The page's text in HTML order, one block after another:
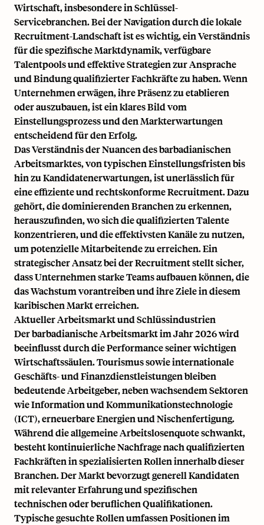
Wirtschaft, insbesondere in Schlüssel-
Servicebranchen. Bei der Navigation durch die lokale
Recruitment-Landschaft ist es wichtig, ein Verständnis
für die spezifische Marktdynamik, verfügbare
Talentpools und effektive Strategien zur Ansprache
und Bindung qualifizierter Fachkräfte zu haben. Wenn
Unternehmen erwägen, ihre Präsenz zu etablieren
oder auszubauen, ist ein klares Bild vom
Einstellungsprozess und den Markterwartungen
entscheidend für den Erfolg.
Das Verständnis der Nuancen des barbadianischen
Arbeitsmarktes, von typischen Einstellungsfristen bis
hin zu Kandidatenerwartungen, ist unerlässlich für
eine effiziente und rechtskonforme Recruitment. Dazu
gehört, die dominierenden Branchen zu erkennen,
herauszufinden, wo sich die qualifizierten Talente
konzentrieren, und die effektivsten Kanäle zu nutzen,
um potenzielle Mitarbeitende zu erreichen. Ein
strategischer Ansatz bei der Recruitment stellt sicher,
dass Unternehmen starke Teams aufbauen können, die
das Wachstum vorantreiben und ihre Ziele in diesem
karibischen Markt erreichen.
Aktueller Arbeitsmarkt und Schlüssindustrien
Der barbadianische Arbeitsmarkt im Jahr 2026 wird
beeinflusst durch die Performance seiner wichtigen
Wirtschaftssäulen. Tourismus sowie internationale
Geschäfts- und Finanzdienstleistungen bleiben
bedeutende Arbeitgeber, neben wachsendem Sektoren
wie Information und Kommunikationstechnologie
(ICT), erneuerbare Energien und Nischenfertigung.
Während die allgemeine Arbeitslosenquote schwankt,
besteht kontinuierliche Nachfrage nach qualifizierten
Fachkräften in spezialisierten Rollen innerhalb dieser
Branchen. Der Markt bevorzugt generell Kandidaten
mit relevanter Erfahrung und spezifischen
technischen oder beruflichen Qualifikationen.
Typische gesuchte Rollen umfassen Positionen im